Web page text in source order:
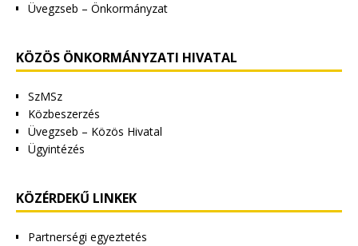
Üvegzseb – Önkormányzat
KÖZÖS ÖNKORMÁNYZATI HIVATAL
SzMSz
Közbeszerzés
Üvegzseb – Közös Hivatal
Ügyintézés
KÖZÉRDEKŰ LINKEK
Partnerségi egyeztetés